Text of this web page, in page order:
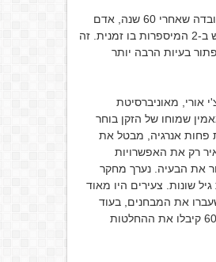
מעניין גם העובדה שאחרי 60 שנה, אדם
יכול להשתמש ב-2 המיספרות בו זמנית. זה
בעיות הרבה יותר
אורי, מאוניברסיטת
שמוחו של הזקן בוחר
פחות אנרגיה, מבטל את
רק את האפשרויות
את הבעיה. נערך מחקר
שונות. צעירים היו מאוד
את המבחנים, בעוד
שבני יותר מ-60 קיבלו את ההחלטות